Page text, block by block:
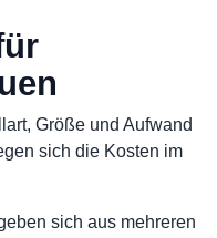
Größe und Aufwand
sich die Kosten im
sich aus mehreren